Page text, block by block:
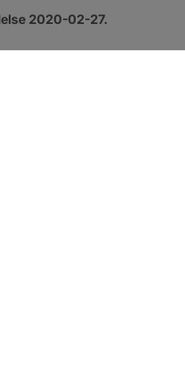
2020-02-27.
i nytt fönster.